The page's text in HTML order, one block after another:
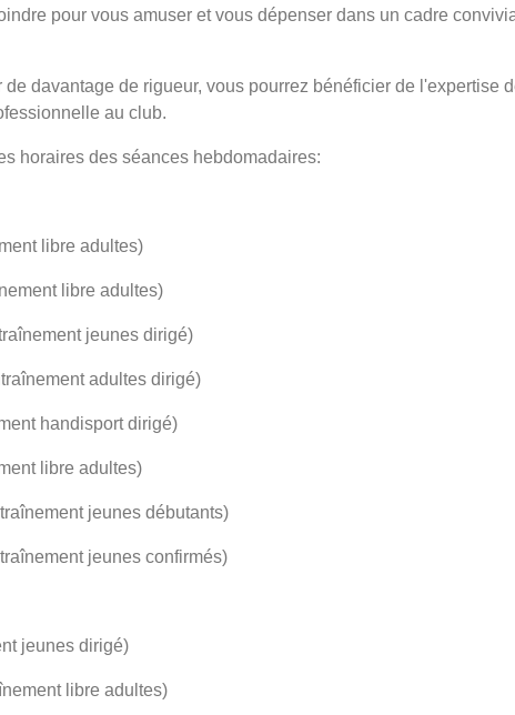
pour vous amuser et vous dépenser dans un cadre
davantage de rigueur, vous pourrez bénéficier de l'expertise
au club.
horaires des séances hebdomadaires:
libre adultes)
libre adultes)
jeunes dirigé)
adultes dirigé)
handisport dirigé)
libre adultes)
jeunes débutants)
jeunes confirmés)
jeunes dirigé)
libre adultes)